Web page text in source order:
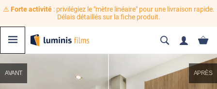
⚠️ Forte activité: privilégiez le "mètre linéaire" pour une livraison rapide.
Délais détaillés sur la fiche produit.
AVANT APRÈS